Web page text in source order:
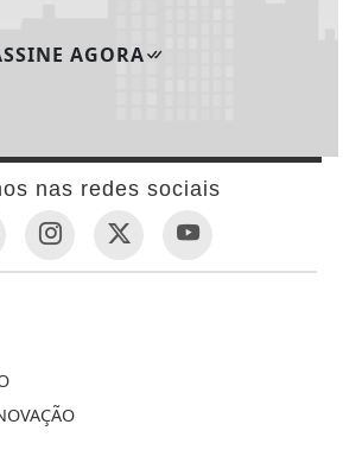
AGORA
nas redes sociais